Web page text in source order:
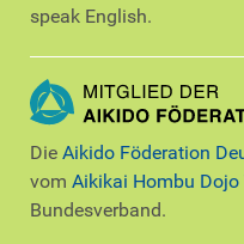
speak English.
Die Aikido Föderation
vom Aikikai Hombu Dojo
Bundesverband.